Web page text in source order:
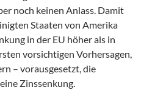
noch keinen Anlass. Damit
Staaten von Amerika
in der EU höher als in
vorsichtigen Vorhersagen,
– vorausgesetzt, die
Zinssenkung.